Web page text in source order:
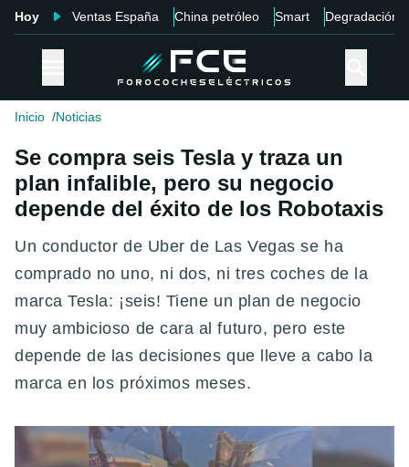
Hoy Ventas España China petróleo Smart Degradación
Inicio Noticias
Se compra seis Tesla y traza un
plan infalible, pero su negocio
depende del éxito de los Robotaxis
Un conductor de Uber de Las Vegas se ha
comprado no uno, ni dos, ni tres coches de la
marca Tesla: ¡seis! Tiene un plan de negocio
muy ambicioso de cara al futuro, pero este
depende de las decisiones que lleve a cabo la
marca en los próximos meses.